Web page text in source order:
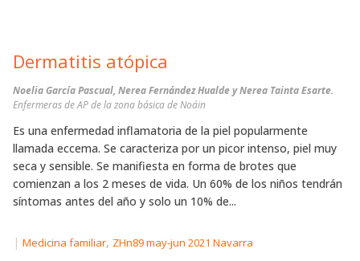
Dermatitis atópica
Noelia García Pascual, Nerea Fernández Hualde y Nerea Tainta Esarte.
Enfermeras de AP de la zona básica de Noáin
Es una enfermedad inflamatoria de la piel popularmente
llamada eccema. Se caracteriza por un picor intenso, piel muy
seca y sensible. Se manifiesta en forma de brotes que
comienzan a los 2 meses de vida. Un 60% de los niños tendrán
síntomas antes del año y solo un 10% de...
| Medicina familiar, ZHn89 may-jun 2021 Navarra